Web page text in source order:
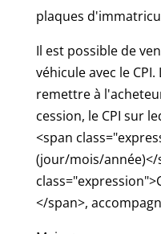
plaques
Il est possible de
véhicule avec le
remettre à
cession, le CPI sur
<span
(jour/mois/année)</
</span>,